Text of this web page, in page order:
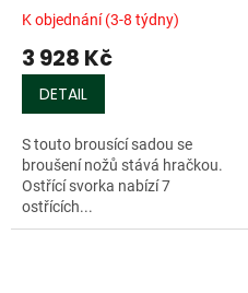
K objednání (3-8 týdny)
3 928 Kč
DETAIL
S touto brousící sadou se
broušení nožů stává hračkou.
Ostřící svorka nabízí 7
ostřících...